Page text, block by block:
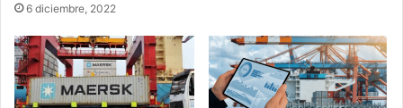
6 diciembre, 2022